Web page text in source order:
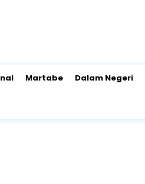
Martabe Dalam Negeri